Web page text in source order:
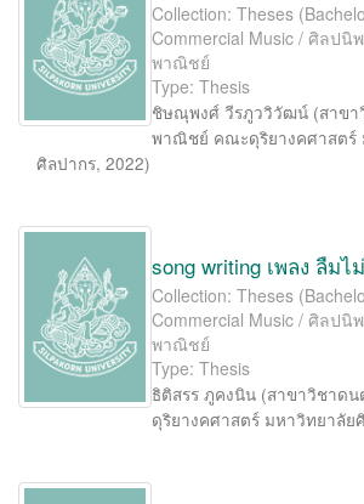
Collection: Theses
Commercial Music / ศิลปนิ
พาณิชย์
Type: Thesis
ชิษณุพงศ์ วีรภูววิวัฒน์ (สาขา
พาณิชย์ คณะดุริยางคศาสตร์
ศิลปากร, 2022)
song writing เพลง ลืมไ
Collection: Theses
Commercial Music / ศิลปนิ
พาณิชย์
Type: Thesis
ธิติสรร ภูคงนิน (สาขาวิชาด
ดุริยางคศาสตร์ มหาวิทยาลัย